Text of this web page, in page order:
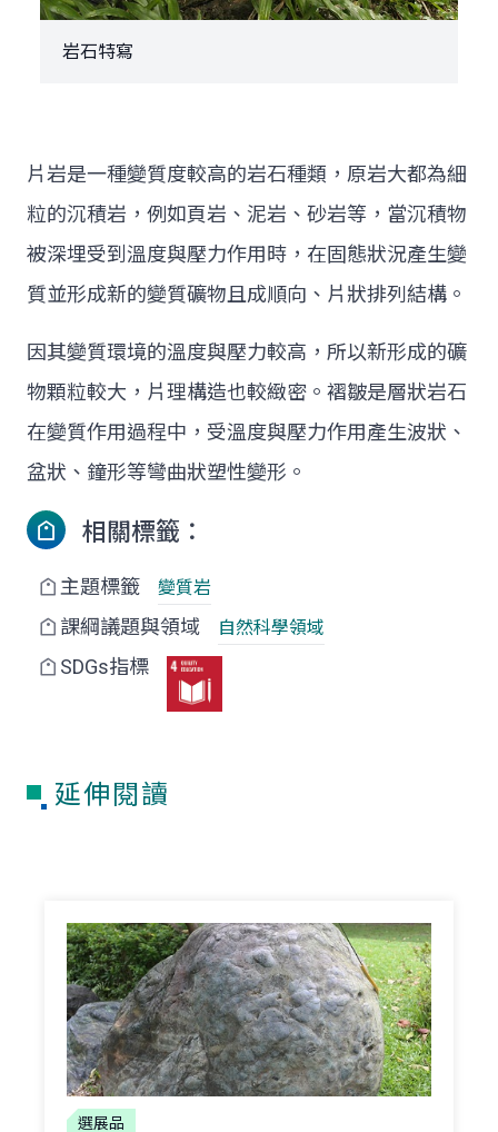
岩石特寫
片岩是一種變質度較高的岩石種類，原岩大都為細
粒的沉積岩，例如頁岩、泥岩、砂岩等，當沉積物
被深埋受到溫度與壓力作用時，在固態狀況產生變
質並形成新的變質礦物且成順向、片狀排列結構。
因其變質環境的溫度與壓力較高，所以新形成的礦
物顆粒較大，片理構造也較緻密。褶皺是層狀岩石
在變質作用過程中，受溫度與壓力作用產生波狀、
盆狀、鐘形等彎曲狀塑性變形。
相關標籤：
主題標籤 變質岩
課綱議題與領域 自然科學領域
SDGs指標
延伸閱讀
選展品